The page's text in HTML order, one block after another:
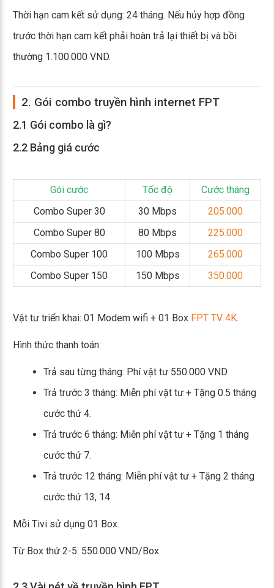
Thời hạn cam kết sử dụng: 24 tháng. Nếu hủy hợp đồng
trước thời hạn cam kết phải hoàn trả lại thiết bị và bồi
thường 1.100.000 VND.
2. Gói combo truyền hình internet FPT
2.1 Gói combo là gì?
2.2 Bảng giá cước
Gói cước Tốc độ
Cước tháng
Combo Super 30
30 Mbps
205.000
Combo Super 80
80 Mbps
225.000
Combo Super 100
100 Mbps
265.000
Combo Super 150
150 Mbps 350.000
Vật tư triển khai: 01 Modem wifi + 01 Box FPT TV 4K.
Hình thức thanh toán:
Trả sau từng tháng: Phí vật tư 550.000 VND
Trả trước 3 tháng: Miễn phí vật tư + Tặng 0.5 tháng
cước thứ 4.
Trả trước 6 tháng: Miễn phí vật tư + Tặng 1 tháng
cước thứ 7.
Trả trước 12 tháng: Miễn phí vật tư + Tặng 2 tháng
cước thứ 13, 14.
Mỗi Tivi sử dụng 01 Box.
Từ Box thứ 2-5: 550.000 VND/Box.